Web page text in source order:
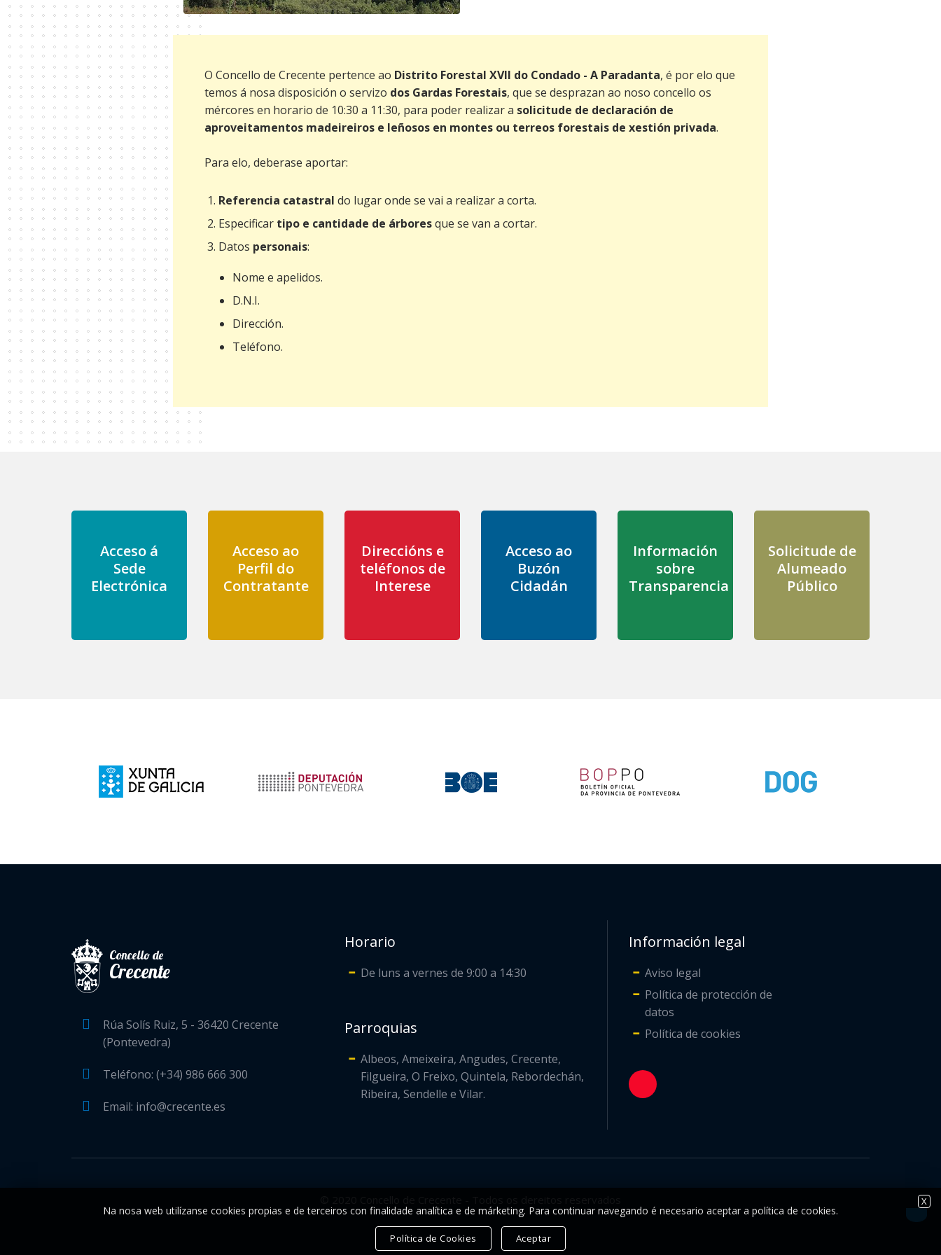
O Concello de Crecente pertence ao Distrito Forestal XVII do Condado - A Paradanta, é por elo que
temos á nosa disposición o servizo dos Gardas Forestais, que se desprazan ao noso concello os
mércores en horario de 10:30 a 11:30, para poder realizar a solicitude de declaración de
aproveitamentos madeireiros e leñosos en montes ou terreos forestais de xestión privada.
Para elo, deberase aportar:
Referencia catastral do lugar onde se vai a realizar a corta.
Especificar tipo e cantidade de árboresque se van a cortar.
Datos personais:
Nome e apelidos.
D.N.I.
Dirección.
Teléfono.
Acceso á
Sede
Electrónica
Acceso ao
Perfil do
Contratante
Direccións e
teléfonos de
Interese
Acceso ao
Buzón
Cidadán
Información
sobre
Transparencia
Solicitude de
Alumeado
Público
Concello de
Crecente
Rúa Solís Ruiz, 5 - 36420 Crecente
(Pontevedra)
Teléfono: (+34) 986 666 300
Email: info@crecente.es
Horario
De luns a vernes de 9:00 a 14:30
Parroquias
Albeos, Ameixeira, Angudes, Crecente,
Filgueira, O Freixo, Quintela, Rebordechán,
Ribeira, Sendelle e Vilar.
Información legal
Aviso legal
Política de protección de
datos
Política de cookies
X
Na nosa web utilízanse cookies propias e de terceiros con finalidade analítica e de márketing. Para continuar navegando é necesario aceptar a política de cookies.
Política de Cookies Aceptar